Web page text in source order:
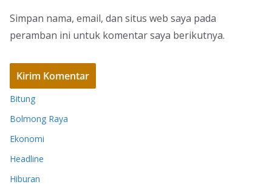
Simpan nama, email, dan situs web saya pada
peramban ini untuk komentar saya berikutnya.
Bitung
Bolmong Raya
Ekonomi
Headline
Hiburan